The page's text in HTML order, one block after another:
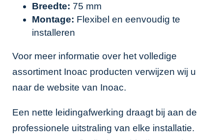
Breedte: 75 mm
Montage: Flexibel en eenvoudig te
installeren
Voor meer informatie over het volledige
assortiment Inoac producten verwijzen wij u
naar de website van Inoac.
Een nette leidingafwerking draagt bij aan de
professionele uitstraling van elke installatie.